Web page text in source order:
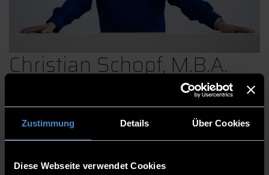
Zustimmung Details Über Cookies
Diese Webseite verwendet Cookies
Christian Schopf, M.B.A.
Zentrum für angewandte Forschung
Leitung ZAF
Operative Leitung